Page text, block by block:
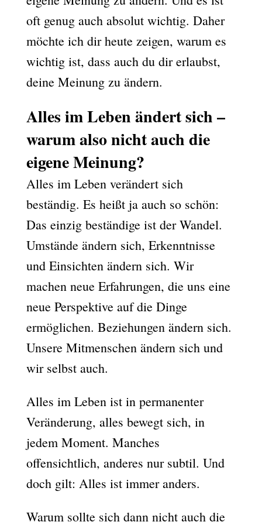
oft genug auch absolut wichtig. Daher
möchte ich dir heute zeigen, warum es
wichtig ist, dass auch du dir erlaubst,
deine Meinung zu ändern.
Alles im Leben ändert sich –
warum also nicht auch die
eigene Meinung?
Alles im Leben verändert sich
beständig. Es heißt ja auch so schön:
Das einzig beständige ist der Wandel.
Umstände ändern sich, Erkenntnisse
und Einsichten ändern sich. Wir
machen neue Erfahrungen, die uns eine
neue Perspektive auf die Dinge
ermöglichen. Beziehungen ändern sich.
Unsere Mitmenschen ändern sich und
wir selbst auch.
Alles im Leben ist in permanenter
Veränderung, alles bewegt sich, in
jedem Moment. Manches
offensichtlich, anderes nur subtil. Und
doch gilt: Alles ist immer anders.
Warum sollte sich dann nicht auch die